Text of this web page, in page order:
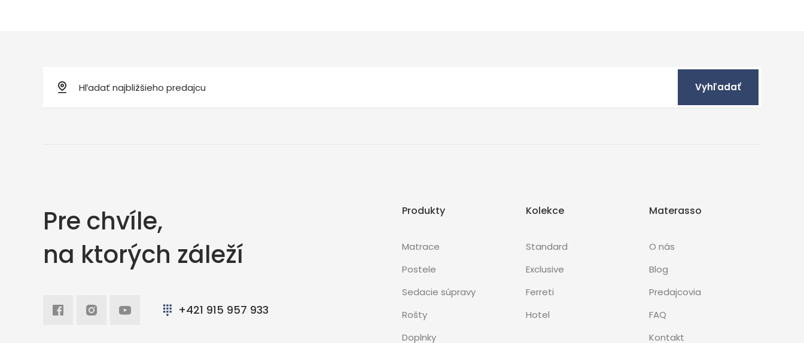
Vyhľadať
Pre chvíle,
na ktorých záleží
+421 915 957 933
Produkty
Matrace
Postele
Sedacie súpravy
Rošty
Doplnky
Kolekce
Standard
Exclusive
Ferreti
Hotel
Materasso
O nás
Blog
Predajcovia
FAQ
Kontakt